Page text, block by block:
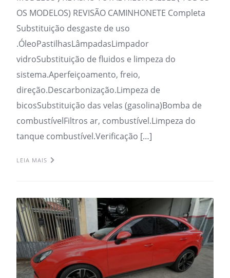
OS MODELOS) REVISÃO CAMINHONETE Completa
Substituição desgaste de uso
.ÓleoPastilhasLâmpadasLimpador
vidroSubstituição de fluidos e limpeza do
sistema.Aperfeiçoamento, freio,
direção.Descarbonização.Limpeza de
bicosSubstituição das velas (gasolina)Bomba de
combustívelFiltros ar, combustível.Limpeza do
tanque combustível.Verificação […]
LEIA MAIS